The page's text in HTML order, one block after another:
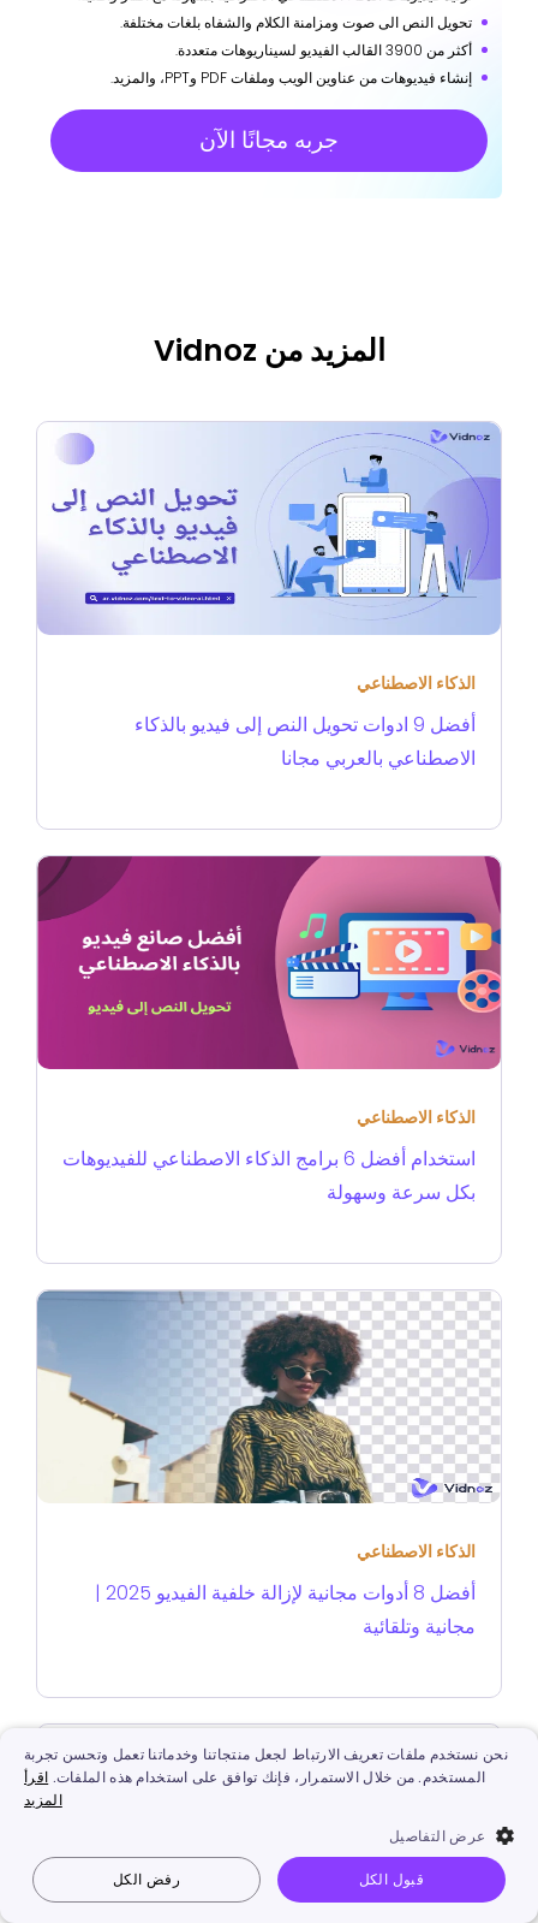
تحويل النص الى صوت ومزامنة الكلام والشفاه بلغات مختلفة.
أكثر من 3900 القالب الفيديو لسيناريوهات متعددة.
إنشاء فيديوهات من عناوين الويب وملفات PDF وPPT، والمزيد.
جربه مجانًا الآن
المزيد من Vidnoz
الذكاء الاصطناعي
أفضل 9 ادوات تحويل النص إلى فيديو بالذكاء
الاصطناعي بالعربي مجانا
الذكاء الاصطناعي
استخدام أفضل 6 برامج الذكاء الاصطناعي للفيديوهات
بكل سرعة وسهولة
الذكاء الاصطناعي
أفضل 8 أدوات مجانية لإزالة خلفية الفيديو 2025 |
مجانية وتلقائية
Vidnoz AI جعل الصورة تتكلم صورة إلى فيديو نص إلى فيديو
نحن نستخدم ملفات تعريف الارتباط لجعل منتجاتنا وخدماتنا تعمل وتحسن تجربة
المستخدم. من خلال الاستمرار، فإنك توافق على استخدام هذه الملفات. اقرأ
المزيد
عرض التفاصيل
قبول الكل رفض الكل